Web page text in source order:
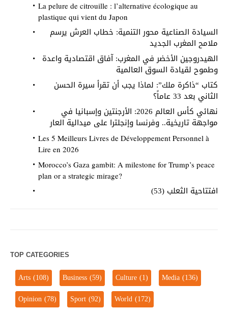
La pelure de citrouille : l’alternative écologique au
plastique qui vient du Japon
السيادة الصناعية محور التنمية: خطاب العرش يرسم
ملامح المغرب الجديد
الهيدروجين الأخضر في المغرب: آفاق اقتصادية واعدة
وطموح لقيادة السوق العالمية
كتاب “ذاكرة ملك”: لماذا يجب أن تقرأ سيرة الحسن
الثاني بعد 33 عاماً؟
نهائي كأس العالم 2026: الأرجنتين وإسبانيا في
مواجهة تاريخية.. وفرنسا وإنجلترا على ميدالية العار
Les 5 Meilleurs Livres de Développement Personnel à
Lire en 2026
Morocco’s Gaza gambit: A milestone for Trump’s peace
plan or a strategic mirage?
افتتاحية الثعلب (53)
TOP CATEGORIES
Arts(108) Business(59) Culture(1) Media(136)
Opinion(78) Sport(92) World(172)